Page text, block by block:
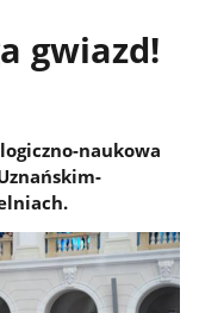
gwiazd!
naukowa